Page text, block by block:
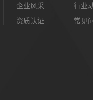
企业风采
资质认证
行业
常见